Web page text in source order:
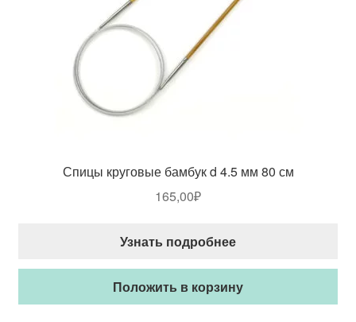
Спицы круговые бамбук d 4.5 мм 80 см
165,00₽
Узнать подробнее
Положить в корзину